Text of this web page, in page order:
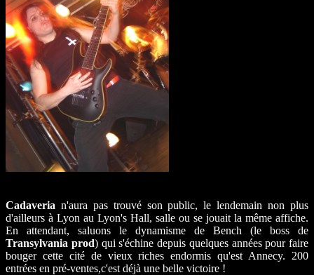
Cadaveria n'aura pas trouvé son public, le lendemain non plus
d'ailleurs à Lyon au Lyon's Hall, salle ou se jouait la même affiche.
En attendant, saluons le dynamisme de Bench (le boss de
Transylvania prod) qui s'échine depuis quelques années pour faire
bouger cette cité de vieux riches endormis qu'est Annecy. 200
entrées en pré-ventes,c'est déjà une belle victoire !